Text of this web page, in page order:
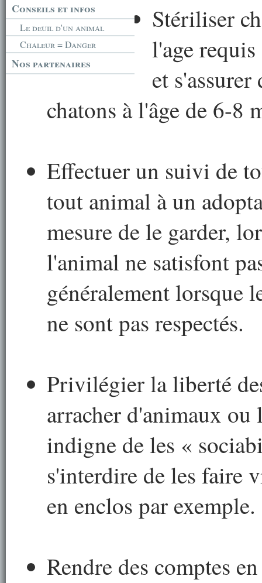
Conseils et infos
Le deuil d'un animal
Chaleur = Danger
Nos partenaires
Stériliser
l'age
et
chatons à l'âge de 6-8
Effectuer un suivi de
tout animal à un
mesure de le garder,
l'animal ne satisfont
généralement lorsque
ne sont pas respectés.
Privilégier la liberté
arracher d'animaux ou
indigne de les «
s'interdire de les faire
en enclos par exemple.
Rendre des comptes